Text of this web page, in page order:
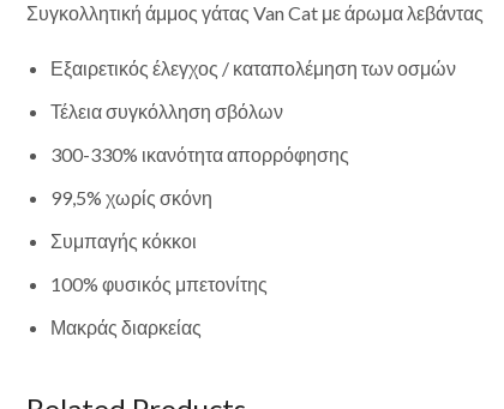
Συγκολλητική άμμος γάτας Van Cat με άρωμα λεβάντας
Εξαιρετικός έλεγχος / καταπολέμηση των οσμών
Τέλεια συγκόλληση σβόλων
300-330% ικανότητα απορρόφησης
99,5% χωρίς σκόνη
Συμπαγής κόκκοι
100% φυσικός μπετονίτης
Μακράς διαρκείας